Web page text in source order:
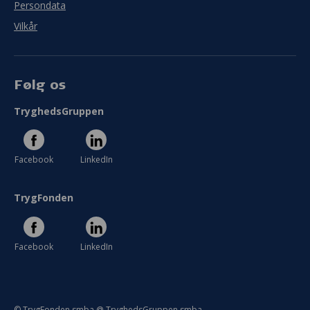
Persondata
Vilkår
Følg os
TryghedsGruppen
Facebook LinkedIn
TrygFonden
Facebook LinkedIn